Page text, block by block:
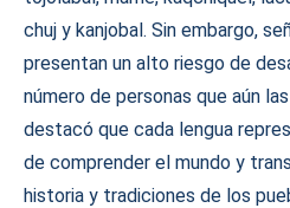
chuj y kanjobal. Sin embargo,
presentan un alto riesgo de
número de personas que aún
destacó que cada lengua
de comprender el mundo y
historia y tradiciones de los